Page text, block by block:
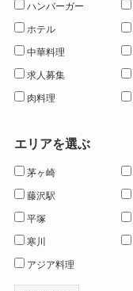
ハンバーガー
ホテル
中華料理
求人募集
肉料理
エリアを選ぶ
茅ヶ崎
藤沢駅
平塚
寒川
アジア料理